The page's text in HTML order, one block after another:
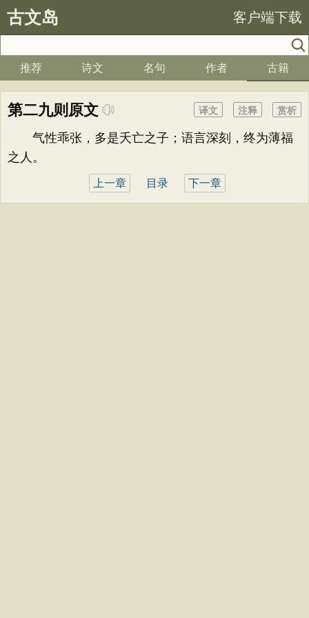
古文岛 客户端下载
推荐 诗文 名句 作者 古籍
第二九则原文 赏析
注释
译文
气性乖张，多是夭亡之子；语言深刻，终为薄福
之人。
上一章 目录 下一章